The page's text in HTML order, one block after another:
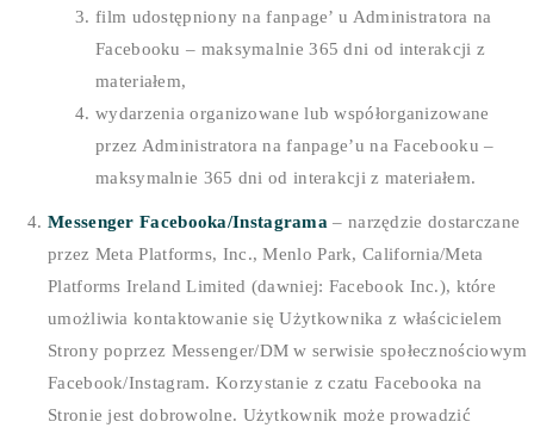
film udostępniony na fanpage’ u Administratora na
Facebooku – maksymalnie 365 dni od interakcji z
materiałem,
wydarzenia organizowane lub współorganizowane
przez Administratora na fanpage’u na Facebooku –
maksymalnie 365 dni od interakcji z materiałem.
Messenger Facebooka/Instagrama – narzędzie dostarczane
przez Meta Platforms, Inc., Menlo Park, California/Meta
Platforms Ireland Limited (dawniej: Facebook Inc.), które
umożliwia kontaktowanie się Użytkownika z właścicielem
Strony poprzez Messenger/DM w serwisie społecznościowym
Facebook/Instagram. Korzystanie z czatu Facebooka na
Stronie jest dobrowolne. Użytkownik może prowadzić